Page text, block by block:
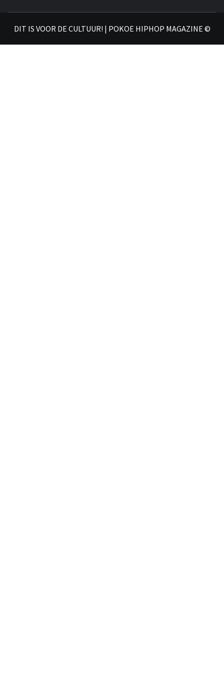
DIT IS VOOR DE CULTUUR! | POKOE HIPHOP MAGAZINE ©